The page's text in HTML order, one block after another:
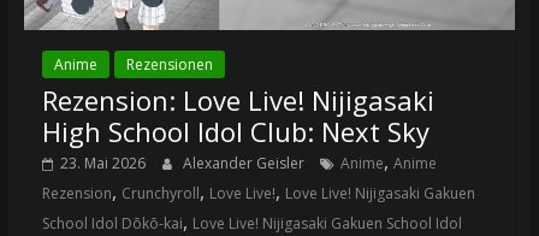
Anime Rezensionen
Rezension: Love Live! Nijigasaki
High School Idol Club: Next Sky
23. Mai 2026 Alexander Geisler Anime, Anime
Rezension, Crunchyroll, Love Live!, Love Live! Nijigasaki Gakuen
School Idol Dōkō-kai, Love Live! Nijigasaki Gakuen School Idol